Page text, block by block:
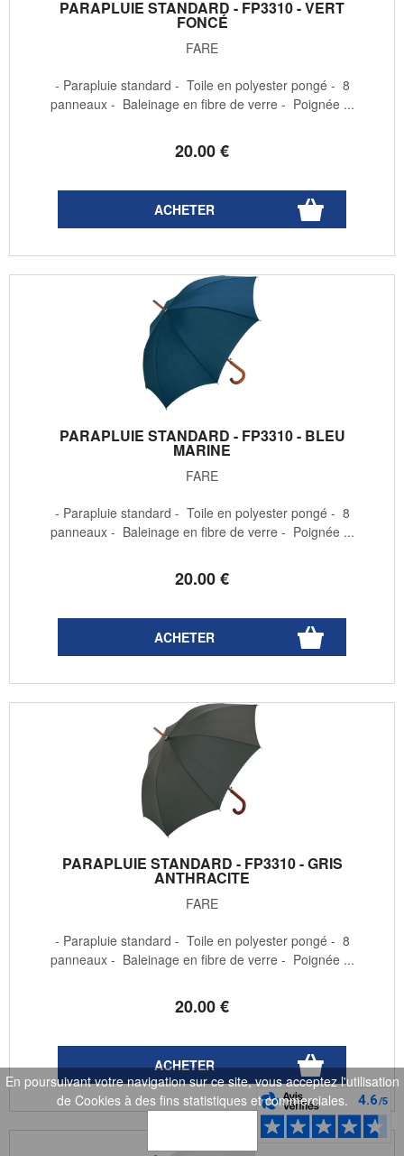
PARAPLUIE STANDARD - FP3310 - VERT
FONCÉ
FARE
20.00€
- Parapluie standard - Toile en polyester pongé - 8
panneaux - Baleinage en fibre de verre - Poignée ...
PARAPLUIE STANDARD - FP3310 - BLEU
MARINE
FARE
20.00€
- Parapluie standard - Toile en polyester pongé - 8
panneaux - Baleinage en fibre de verre - Poignée ...
PARAPLUIE STANDARD - FP3310 - GRIS
ANTHRACITE
FARE
20.00€
- Parapluie standard - Toile en polyester pongé - 8
panneaux - Baleinage en fibre de verre - Poignée ...
En poursuivant votre navigation sur ce site, vous acceptez l'utilisation
de Cookies à des fins statistiques et commerciales.